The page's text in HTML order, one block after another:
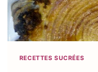
RECETTES SUCRÉES